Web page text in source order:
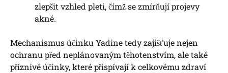
zlepšit vzhled pleti, čímž se zmírňují projevy
akné.
Mechanismus účinku Yadine tedy zajišťuje nejen
ochranu před neplánovaným těhotenstvím, ale také
příznivé účinky, které přispívají k celkovému zdraví